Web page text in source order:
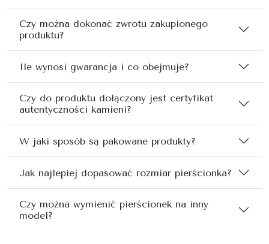
Czy można dokonać zwrotu zakupionego
produktu?
Ile wynosi gwarancja i co obejmuje?
Czy do produktu dołączony jest certyfikat
autentyczności kamieni?
W jaki sposób są pakowane produkty?
Jak najlepiej dopasować rozmiar pierścionka?
Czy można wymienić pierścionek na inny
model?